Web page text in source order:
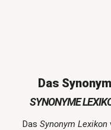
Das
SYNONYME
Das Synonym Lexikon